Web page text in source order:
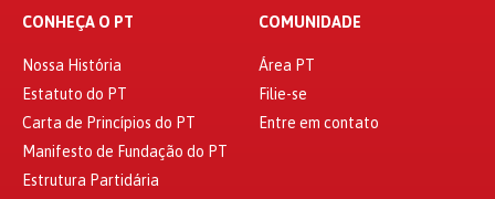
CONHEÇA O PT
Nossa História
Estatuto do PT
Carta de Princípios do PT
Manifesto de Fundação do PT
Estrutura Partidária
COMUNIDADE
Área PT
Filie-se
Entre em contato